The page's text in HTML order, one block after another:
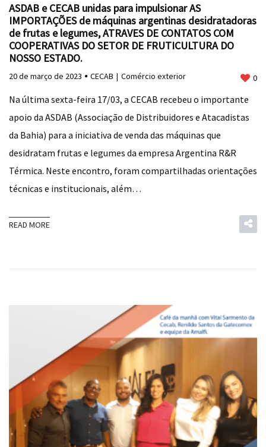
ASDAB e CECAB unidas para impulsionar AS
IMPORTAÇÕES de máquinas argentinas desidratadoras
de frutas e legumes, ATRAVES DE CONTATOS COM
COOPERATIVAS DO SETOR DE FRUTICULTURA DO
NOSSO ESTADO.
20 de março de 2023 CECAB Comércio exterior 0
Na última sexta-feira 17/03, a CECAB recebeu o importante
apoio da ASDAB (Associação de Distribuidores e Atacadistas
da Bahia) para a iniciativa de venda das máquinas que
desidratam frutas e legumes da empresa Argentina R&R
Térmica. Neste encontro, foram compartilhadas orientações
técnicas e institucionais, além…
READ MORE